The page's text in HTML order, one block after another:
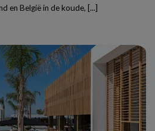
en België in de koude, [...]